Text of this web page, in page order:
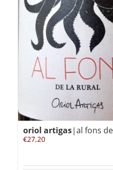
oriol artigas|al fons
€27,20